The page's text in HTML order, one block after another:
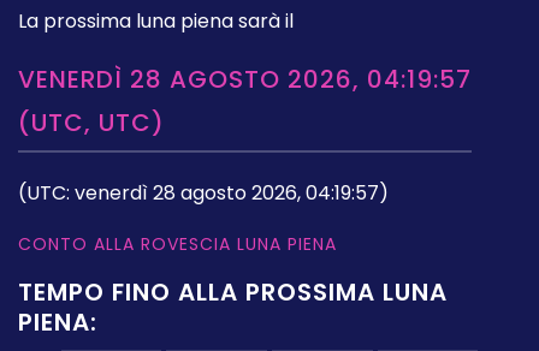
La prossima luna piena sarà il
VENERDÌ 28 AGOSTO 2026, 04:19:57
(UTC, UTC)
(UTC: venerdì 28 agosto 2026, 04:19:57)
CONTO ALLA ROVESCIA LUNA PIENA
TEMPO FINO ALLA PROSSIMA LUNA
PIENA: